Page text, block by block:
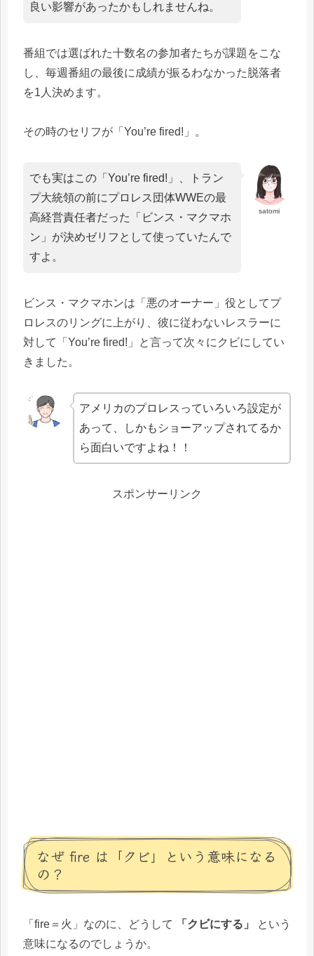
良い影響があったかもしれませんね。
番組では選ばれた十数名の参加者たちが課題をこな
し、毎週番組の最後に成績が振るわなかった脱落者
を1人決めます。
その時のセリフが「You’re fired!」。
satomi
でも実はこの「You’re fired!」、トラン
プ大統領の前にプロレス団体WWEの最
高経営責任者だった「ビンス・マクマホ
ン」が決めゼリフとして使っていたんで
すよ。
ビンス・マクマホンは「悪のオーナー」役としてプ
ロレスのリングに上がり、彼に従わないレスラーに
対して「You’re fired!」と言って次々にクビにしてい
きました。
アメリカのプロレスっていろいろ設定が
あって、しかもショーアップされてるか
ら面白いですよね！！
スポンサーリンク
なぜ fire は「クビ」という意味になる
の？
「fire＝火」なのに、どうして 「クビにする」
という
意味になるのでしょうか。